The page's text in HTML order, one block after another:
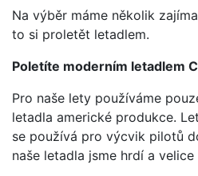
Na výběr máme několik
to si proletět letadlem.
Poletíte moderním letadlem
Pro naše lety používáme
letadla americké produkce.
se používá pro výcvik pilotů
naše letadla jsme hrdí a